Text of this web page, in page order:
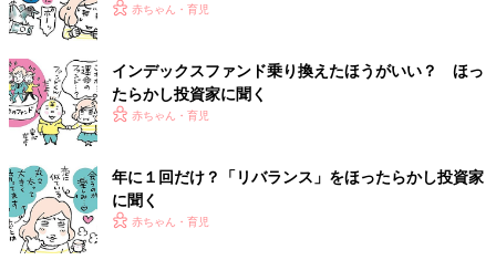
赤ちゃん・育児
インデックスファンド乗り換えたほうがいい？ ほっ
たらかし投資家に聞く
赤ちゃん・育児
年に１回だけ？「リバランス」をほったらかし投資家
に聞く
赤ちゃん・育児